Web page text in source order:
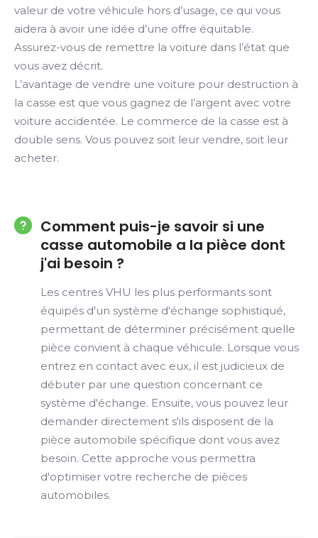
valeur de votre véhicule hors d’usage, ce qui vous
aidera à avoir une idée d’une offre équitable.
Assurez-vous de remettre la voiture dans l’état que
vous avez décrit.
L’avantage de vendre une voiture pour destruction à
la casse est que vous gagnez de l’argent avec votre
voiture accidentée. Le commerce de la casse est à
double sens. Vous pouvez soit leur vendre, soit leur
acheter.
Comment puis-je savoir si une
casse automobile a la pièce dont
j'ai besoin ?
Les centres VHU les plus performants sont
équipés d'un système d'échange sophistiqué,
permettant de déterminer précisément quelle
pièce convient à chaque véhicule. Lorsque vous
entrez en contact avec eux, il est judicieux de
débuter par une question concernant ce
système d'échange. Ensuite, vous pouvez leur
demander directement s'ils disposent de la
pièce automobile spécifique dont vous avez
besoin. Cette approche vous permettra
d'optimiser votre recherche de pièces
automobiles.